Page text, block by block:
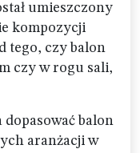
umieszczony
kompozycji
tego, czy balon
czy w rogu sali,
balon
aranżacji w